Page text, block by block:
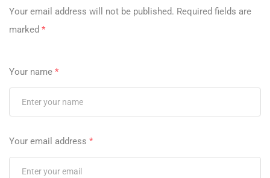
Your email address will not be published. Required fields are
marked *
Your name *
Your email address *